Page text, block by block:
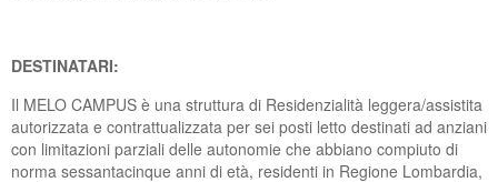
DESTINATARI:
Il MELO CAMPUS è una struttura di Residenzialità leggera/assistita
autorizzata e contrattualizzata per sei posti letto destinati ad anziani
con limitazioni parziali delle autonomie che abbiano compiuto di
norma sessantacinque anni di età, residenti in Regione Lombardia,